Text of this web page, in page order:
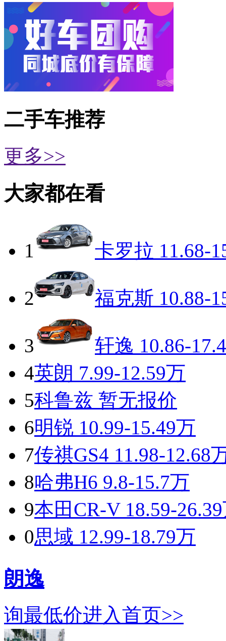
二手车推荐
更多>>
大家都在看
1 卡罗拉 11.68-
2 福克斯 10.88-
3 轩逸 10.86-
4英朗 7.99-12.59万
5科鲁兹 暂无报价
6明锐 10.99-15.49万
7传祺GS4 11.98-12.68
8哈弗H6 9.8-15.7万
9本田CR-V18.59-
0思域 12.99-18.79万
朗逸
询最低价进入首页>>